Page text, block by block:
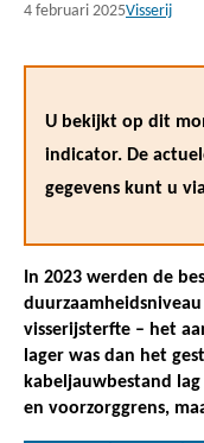
4 februari 2025Visserij
U bekijkt op dit
indicator. De
gegevens kunt u
In 2023 werden de
visserijsterfte – het
lager was dan het
kabeljauwbestand
en voorzorggrens,